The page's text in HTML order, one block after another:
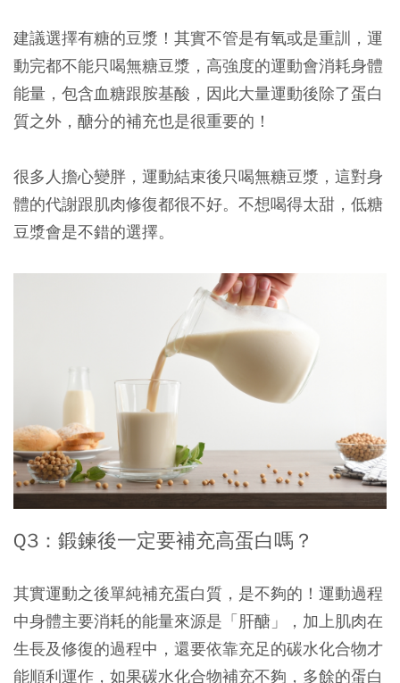
建議選擇有糖的豆漿！其實不管是有氧或是重訓，運
動完都不能只喝無糖豆漿，高強度的運動會消耗身體
能量，包含血糖跟胺基酸，因此大量運動後除了蛋白
質之外，醣分的補充也是很重要的！
很多人擔心變胖，運動結束後只喝無糖豆漿，這對身
體的代謝跟肌肉修復都很不好。不想喝得太甜，低糖
豆漿會是不錯的選擇。
Q3：鍛鍊後一定要補充高蛋白嗎？
其實運動之後單純補充蛋白質，是不夠的！運動過程
中身體主要消耗的能量來源是「肝醣」，加上肌肉在
生長及修復的過程中，還要依靠充足的碳水化合物才
能順利運作，如果碳水化合物補充不夠，多餘的蛋白